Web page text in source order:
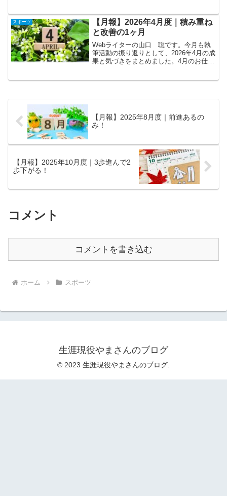
は、以下のジャンルを中心に執筆しまし
た。リフォ...
スポーツ
【月報】2026年4月度｜積み重ね
と改善の1ヶ月
Webライターの山口 聡です。今月も執
筆活動の振り返りとして、2026年4月の成
果と気づきをまとめました。4月のお仕事
【月報】2025年8月度｜前進あるの
み！
【月報】2025年10月度｜3歩進んで2
歩下がる！
コメント
コメントを書き込む
ホーム スポーツ
生涯現役やまさんのブログ
© 2023 生涯現役やまさんのブログ.